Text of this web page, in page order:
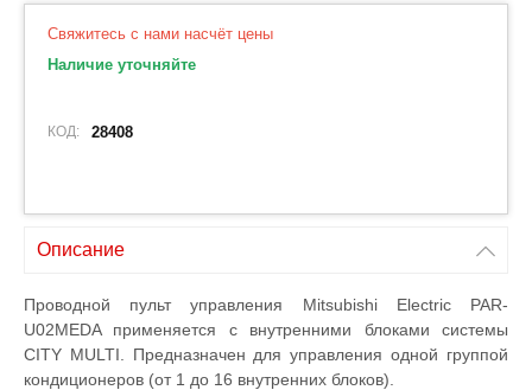
Свяжитесь с нами насчёт цены
Наличие уточняйте
КОД: 28408
Описание
Проводной пульт управления Mitsubishi Electric PAR-
U02MEDA применяется с внутренними блоками системы
CITY MULTI. Предназначен для управления одной группой
кондиционеров (от 1 до 16 внутренних блоков).